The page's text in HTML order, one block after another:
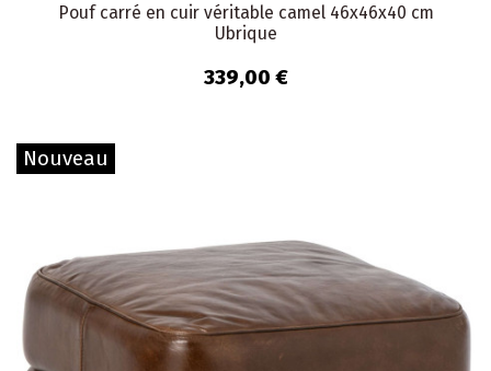
Pouf carré en cuir véritable camel 46x46x40 cm
Ubrique
339,00 €
Nouveau